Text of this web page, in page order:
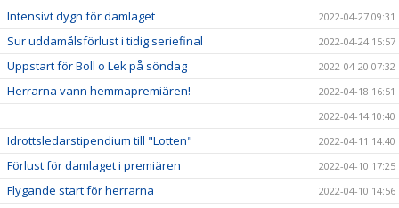
Intensivt dygn för damlaget 2022-04-27 09:31
Sur uddamålsförlust i tidig seriefinal 2022-04-24 15:57
Uppstart för Boll o Lek på söndag 2022-04-20 07:32
Herrarna vann hemmapremiären!
2022-04-18 16:51
2022-04-14 10:40
Idrottsledarstipendium till "Lotten" 2022-04-11 14:40
Förlust för damlaget i premiären 2022-04-10 17:25
Flygande start för herrarna 2022-04-10 14:56